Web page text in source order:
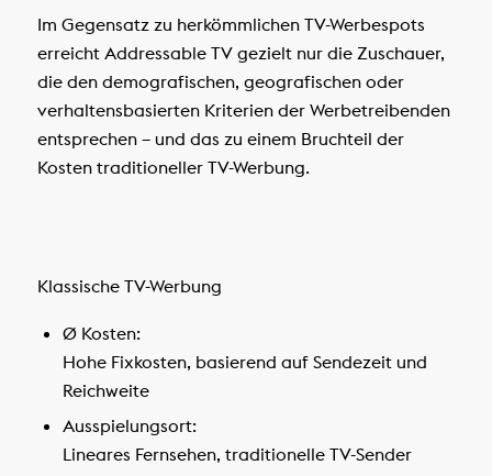
Im Gegensatz zu herkömmlichen TV-Werbespots
erreicht Addressable TV gezielt nur die Zuschauer,
die den demografischen, geografischen oder
verhaltensbasierten Kriterien der Werbetreibenden
entsprechen – und das zu einem Bruchteil der
Kosten traditioneller TV-Werbung.
Klassische TV-Werbung
Ø Kosten:
Hohe Fixkosten, basierend auf Sendezeit und
Reichweite
Ausspielungsort:
Lineares Fernsehen, traditionelle TV-Sender